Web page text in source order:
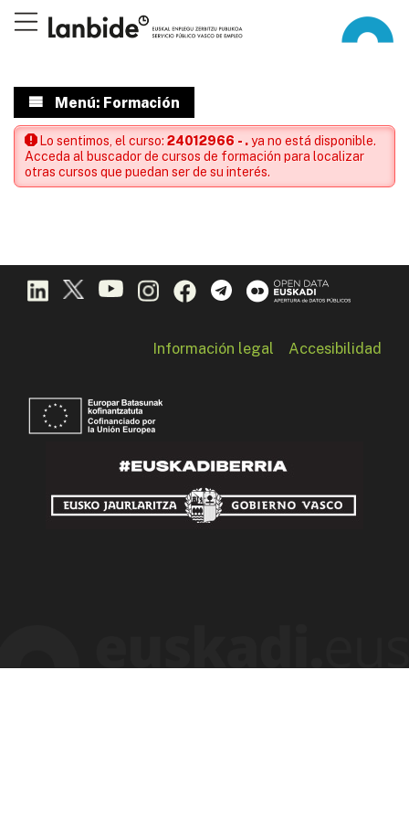
Menú: Formación
Lo sentimos, el curso:24012966 - .ya no está disponible.
Acceda al buscador de cursos de formación para localizar
otras cursos que puedan ser de su interés.
Información legal Accesibilidad